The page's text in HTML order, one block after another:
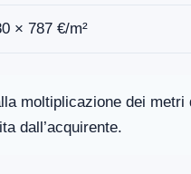
× 787 €/m²
moltiplicazione dei
dall’acquirente.